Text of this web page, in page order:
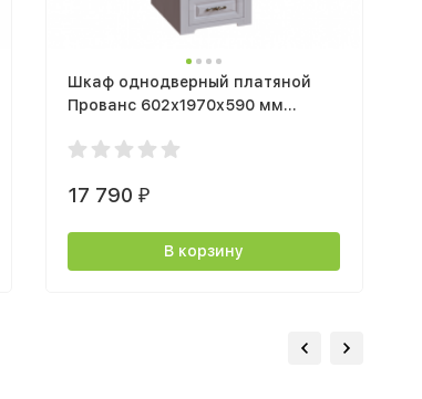
Шкаф однодверный платяной
Прованс 602х1970х590 мм
17 790 ₽
В корзину